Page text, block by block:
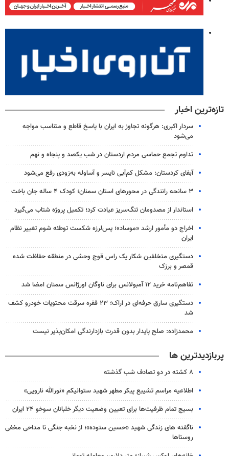
تازه‌ترین اخبار
سردار اکبری: هرگونه تجاوز به ایران با پاسخ قاطع و متناسب مواجه
می‌شود
تداوم تجمع حماسی مردم اردستان در شب یکصد و پنجاه و نهم
آبفای کردستان: مشکل کم‌آبی نایسر و آساوله به‌زودی رفع می‌شود
۳ سانحه رانندگی در محورهای استان سمنان؛ کودک ۴ ساله جان باخت
استاندار از مصدومان تنگ‌سریز عیادت کرد؛ تکمیل پروژه شتاب می‌گیرد
اخراج دو مأمور ارشد «موساد»؛ پس‌لرزه شکست توطئه شوم تغییر نظام
ایران
دستگیری متخلفین شکار یک راس قوچ وحشی در منطقه حفاظت شده
قمصر و برزک
تفاهم‌نامه خرید ۱۲ آمبولانس برای ناوگان اورژانس سمنان امضا شد
دستگیری سارق حرفه‌ای در اراک؛ ۲۳ فقره سرقت محتویات خودرو کشف
شد
محمدزاده: صلح پایدار بدون قدرت بازدارندگی امکان‌پذیر نیست
پربازدیدترین ها
۸ کشته در دو تصادف شب گذشته
اطلاعیه مراسم تشییع پیکر مطهر شهید ستوانیکم «نورالله نارویی»
بسیج تمام ظرفیت‌ها برای تعیین وضعیت دیگر خلبانان سوخو ۲۴ ایران
ناگفته های زندگی شهید «حسین ستوده»؛ از نخبه جنگی تا مداحی مخفی
روستاها